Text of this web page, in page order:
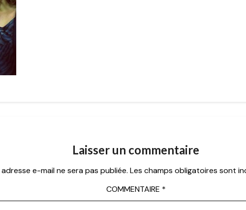
Laisser un commentaire
e-mail ne sera pas publiée. Les champs obligatoires sont
COMMENTAIRE *